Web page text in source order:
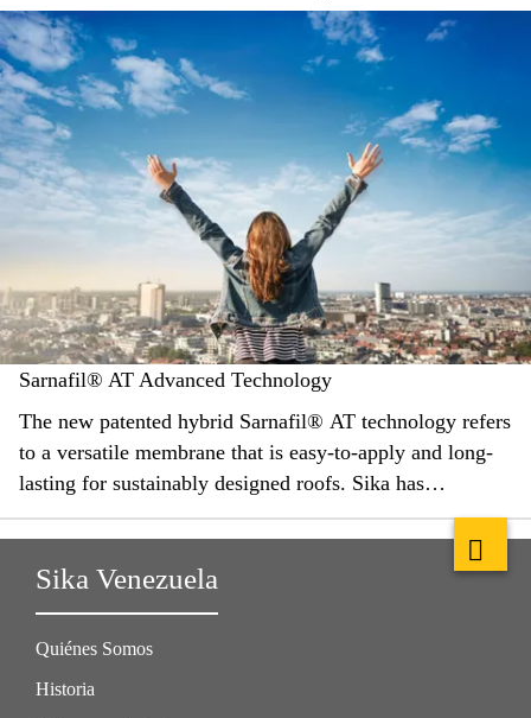
Sarnafil® AT Advanced Technology
The new patented hybrid Sarnafil® AT technology refers
to a versatile membrane that is easy-to-apply and long-
lasting for sustainably designed roofs. Sika has
combined all the best attributes of single-ply roof
membranes into one new ‘Advanced Technology’
Sarnafil® AT.
Sika Venezuela
Quiénes Somos
Historia